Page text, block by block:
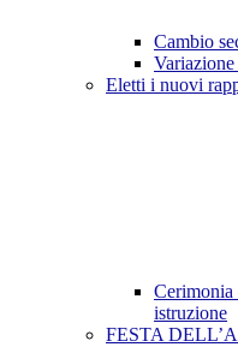
Cambio
Variazione
Eletti i nuovi
istruzione
FESTA